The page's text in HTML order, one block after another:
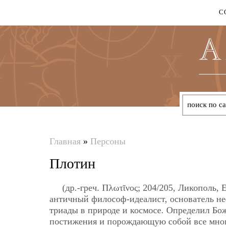
здесь
Главная » Персоны
Плотин
(др.-греч. Πλωτῖνος; 204/205,
античный философ-идеалист, основатель
триады в природе и космосе. Определил
постижения и порождающую собой все